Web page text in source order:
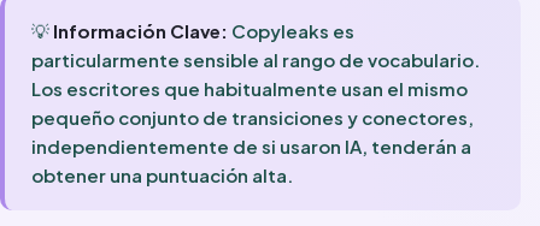
💡 Información Clave: Copyleaks es
particularmente sensible al rango de vocabulario.
Los escritores que habitualmente usan el mismo
pequeño conjunto de transiciones y conectores,
independientemente de si usaron IA, tenderán a
obtener una puntuación alta.